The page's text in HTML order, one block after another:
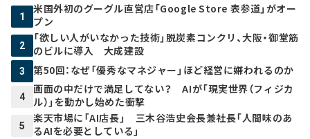
1
米国外初のグーグル直営店「Google Store 表参道」がオー
プン
2
「欲しい人がいなかった技術」脱炭素コンクリ、大阪・御堂筋
のビルに導入 大成建設
3 第50回：なぜ「優秀なマネジャー」ほど経営に嫌われるのか
4
画面の中だけで満足してない？ AIが「現実世界（フィジカ
ル）」を動かし始めた衝撃
5
楽天市場に「AI店長」 三木谷浩史会長兼社長「人間味のあ
るAIを必要としている」